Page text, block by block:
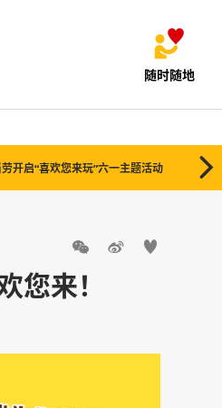
随时随地

开启“喜欢您来玩”六一主题活动
  
您来！